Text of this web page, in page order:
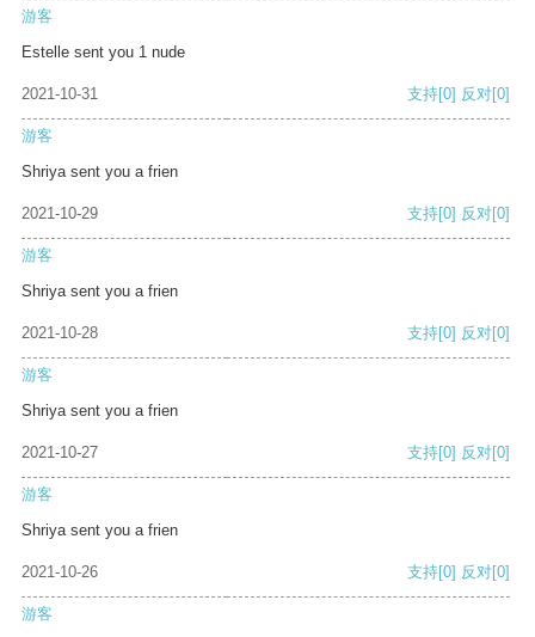
游客
Estelle sent you 1 nude
2021-10-31 支持[0] 反对[0]
游客
Shriya sent you a frien
2021-10-29 支持[0] 反对[0]
游客
Shriya sent you a frien
2021-10-28 支持[0] 反对[0]
游客
Shriya sent you a frien
2021-10-27 支持[0] 反对[0]
游客
Shriya sent you a frien
2021-10-26 支持[0] 反对[0]
游客